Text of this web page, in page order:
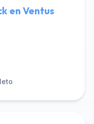
en Ventus